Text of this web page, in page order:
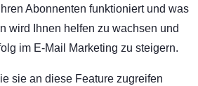
Abonnenten funktioniert und was
wird Ihnen helfen zu wachsen und
im E-Mail Marketing zu steigern.
sie an diese Feature zugreifen